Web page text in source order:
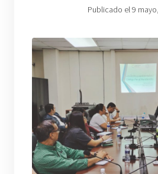
Publicado el 9